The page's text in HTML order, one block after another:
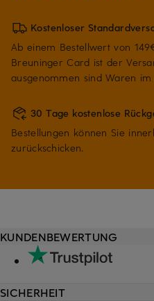
Kostenloser
Ab einem Bestellwert von
Breuninger Card ist der
ausgenommen sind Waren im
30 Tage kostenlose
Bestellungen können Sie
zurückschicken.
KUNDENBEWERTUNG
SICHERHEIT